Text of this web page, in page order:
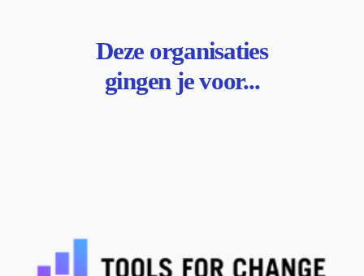
Deze organisaties
gingen je voor...